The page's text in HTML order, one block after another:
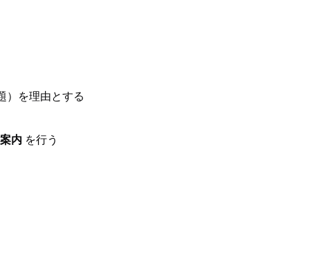
）を理由とする
内 を行う